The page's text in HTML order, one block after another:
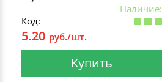
Наличие:
Код:
5.20 руб./шт.
Купить